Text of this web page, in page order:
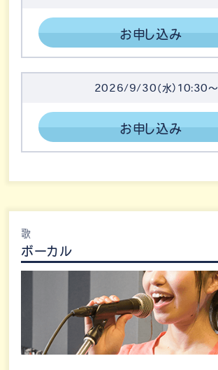
お申し込み
2026/9/30（水）10:30～
お申し込み
歌
ボーカル